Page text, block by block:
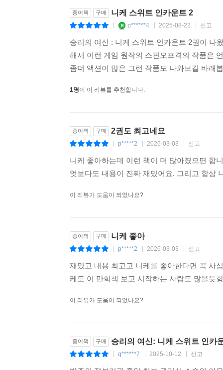
종이책 구매 니케 스위트 인카운트 2
p******4 2025-08-22 신고
승리의 여신 : 니케 스위트 인카운트 2권이 나
해서 이런 게임 원작의 스핀오프격의 작품은
좀더 액션이 많은 그런 작품도 나와보길 바래
1명이 이 리뷰를 추천합니다.
종이책 구매 2권도 최고네요
p*****2 2026-03-03 신고
니케 좋아하는데 이런 책이 더 많아졌으면 합
엇보다도 내용이 진짜 재밌어요. 그리고 항상
이 리뷰가 도움이 되었나요?
종이책 구매 니케 좋아
p*****2 2026-03-03 신고
재밌고 내용 최고고 니케를 좋아한다면 꼭 사
케도 이 만화책 보고 시작하는 사람도 많을듯
이 리뷰가 도움이 되었나요?
종이책 구매 승리의 여신: 니케 스위트 인카
q******7 2025-10-12 신고